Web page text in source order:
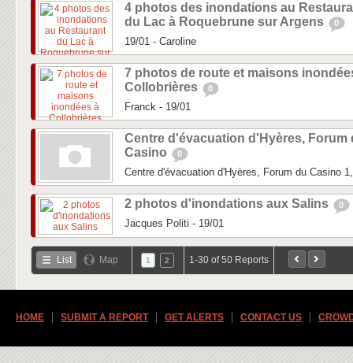
4 photos des inondations au
du Lac à Roquebrune sur Argens
0
19/01 - Caroline
7 photos de route et maisons
Collobrières
0
Franck - 19/01
Centre d'évacuation d'Hyères, Forum
Casino
0
Centre d'évacuation d'Hyères, Forum du Casino
2 photos d'inondations aux Salins 0
Jacques Politi - 19/01
List Map 1 2 1-30 of 50 Reports
HOME SUBMIT A REPORT GET ALERTS CONTACT US